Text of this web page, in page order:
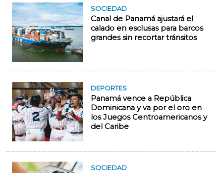
SOCIEDAD
Canal de Panamá ajustará el
calado en esclusas para barcos
grandes sin recortar tránsitos
DEPORTES
Panamá vence a República
Dominicana y va por el oro en
los Juegos Centroamericanos y
del Caribe
SOCIEDAD